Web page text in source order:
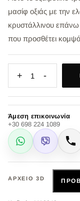
μασίφ οξιάς με την
κρυστάλλινου
που προσθέτει
+ 1 -
Άμεση επικοινωνία
+30 698 224 1089
WhatsApp
Viber
ΑΡΧΕΊΟ 3D